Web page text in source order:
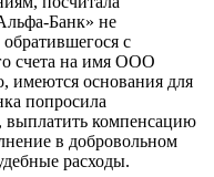
Банк» не
с
счета на имя ООО
имеются основания для
попросила
выплатить компенсацию
в добровольном
расходы.